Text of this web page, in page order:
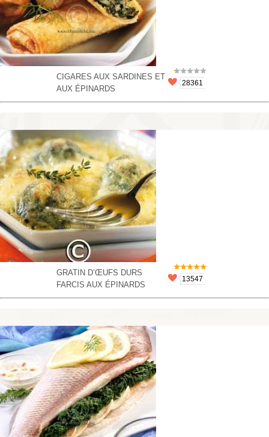
CIGARES AUX SARDINES ET
AUX ÉPINARDS
28361
GRATIN D’ŒUFS DURS
FARCIS AUX ÉPINARDS
13547